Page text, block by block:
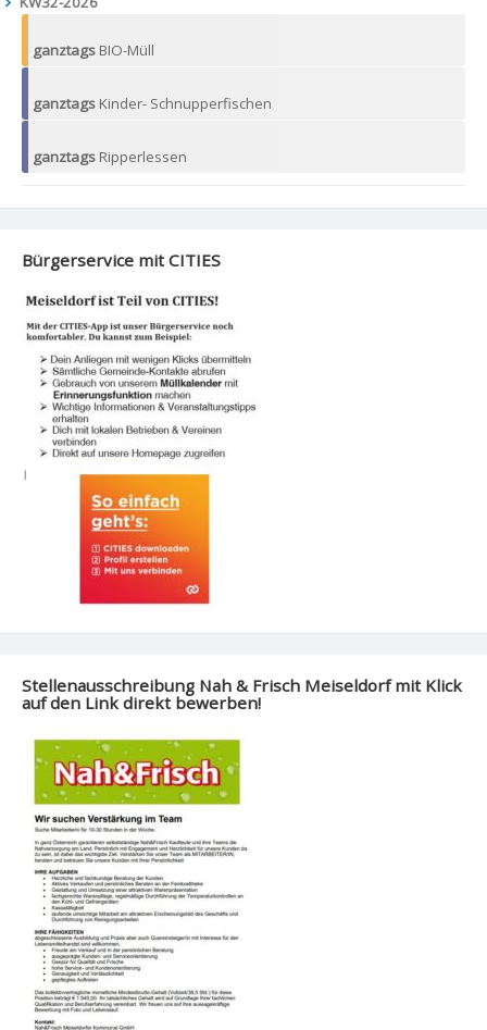
ganztags BIO-Müll
ganztags Kinder- Schnupperfischen
ganztags Ripperlessen
Bürgerservice mit CITIES
Stellenausschreibung Nah & Frisch Meiseldorf mit Klick
auf den Link direkt bewerben!